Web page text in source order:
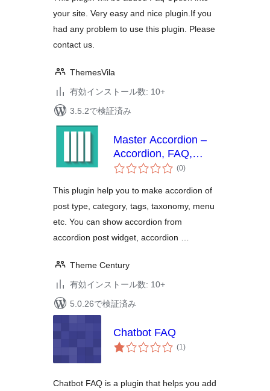
your site. Very easy and nice plugin.If you
had any problem to use this plugin. Please
contact us.
ThemesVila
有効インストール数: 10+
3.5.2で検証済み
Master Accordion –
Accordion, FAQ,
Tabs, Shortcode &
(0個
の
価
)
This plugin help you to make accordion of
post type, category, tags, taxonomy, menu
etc. You can show accordion from
accordion post widget, accordion …
Theme Century
有効インストール数: 10+
5.0.26で検証済み
Chatbot FAQ
(1個
の)
Chatbot FAQ is a plugin that helps you add